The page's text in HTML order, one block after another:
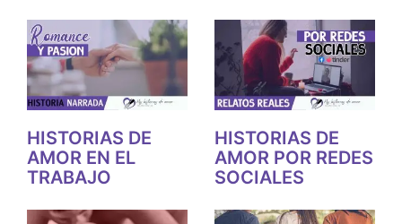
HISTORIAS DE
AMOR EN EL
TRABAJO
HISTORIAS DE
AMOR POR REDES
SOCIALES